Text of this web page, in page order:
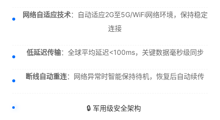
网络自适应技术：自动适应2G至5G/WiFi网络环境，保持稳定
连接
低延迟传输：全球平均延迟<100ms，关键数据毫秒级同步
断线自动重连：网络异常时智能保持待机，恢复后自动续传
🔒 军用级安全架构